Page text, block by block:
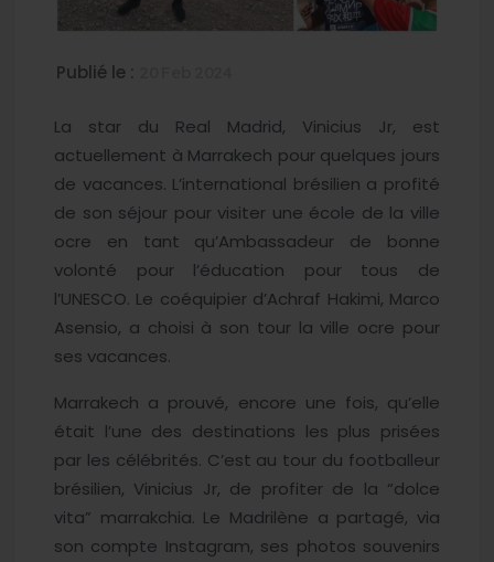
Publié le :
La star du Real Madrid, Vinicius Jr, est
actuellement à Marrakech pour quelques jours
de vacances. L’international brésilien a profité
de son séjour pour visiter une école de la ville
ocre en tant qu’Ambassadeur de bonne
volonté pour l’éducation pour tous de
l’UNESCO. Le coéquipier d’Achraf Hakimi, Marco
Asensio, a choisi à son tour la ville ocre pour
ses vacances.
Marrakech a prouvé, encore une fois, qu’elle
était l’une des destinations les plus prisées
par les célébrités. C’est au tour du footballeur
brésilien, Vinicius Jr, de profiter de la “dolce
vita” marrakchia. Le Madrilène a partagé, via
son compte Instagram, ses photos souvenirs